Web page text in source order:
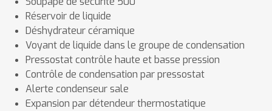
Réservoir de liquide
Déshydrateur céramique
Voyant de liquide dans le groupe de condensation
Pressostat contrôle haute et basse pression
Contrôle de condensation par pressostat
Alerte condenseur sale
Expansion par détendeur thermostatique